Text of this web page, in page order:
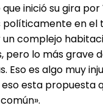
que inició su gira
en el
complejo
pero lo más grave
Eso es algo muy
esta propuesta